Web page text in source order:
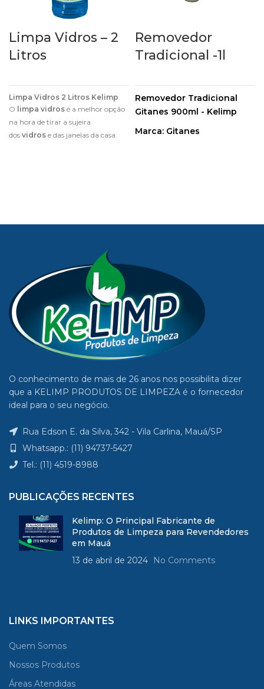
Limpa Vidros – 2
Litros
Limpa Vidros 2 Litros Kelimp
O limpa vidros é a melhor opção
na hora de tirar a sujeira
dos vidros e das janelas da casa.
Removedor
Tradicional -1l
Removedor Tradicional
Gitanes 900ml - Kelimp
Marca: Gitanes
carpetes, tapetes, cortinas e
qualidade, com produtos de
limpeza que faltava na sua
casa!
O conhecimento de mais de 26 anos nos possibilita dizer
que a KELIMP PRODUTOS DE LIMPEZA é o fornecedor
ideal para o seu negócio.
Rua Edson E. da Silva, 342 - Vila Carlina, Mauá/SP
Whatsapp.: (11) 94737-5427
Tel.: (11) 4519-8988
PUBLICAÇÕES RECENTES
Kelimp: O Principal Fabricante de
Produtos de Limpeza para Revendedores
em Mauá
13 de abril de 2024
No Comments
LINKS IMPORTANTES
Quem Somos
Nossos Produtos
Áreas Atendidas